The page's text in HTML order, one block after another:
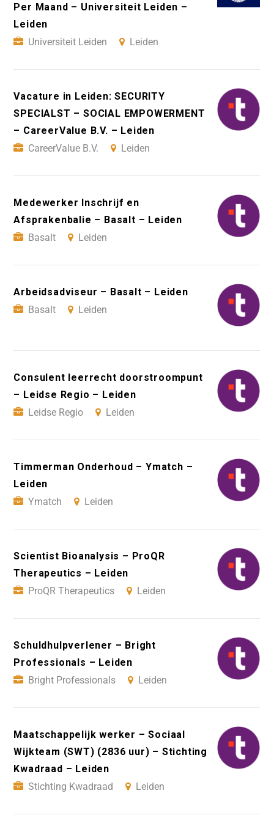
Per Maand – Universiteit Leiden –
Leiden
Universiteit Leiden
Leiden
Vacature in Leiden: SECURITY
SPECIALST – SOCIAL EMPOWERMENT
– CareerValue B.V. – Leiden
CareerValue B.V.
Leiden
Medewerker Inschrijf en
Afsprakenbalie – Basalt – Leiden
Basalt
Leiden
Arbeidsadviseur – Basalt – Leiden
Basalt
Leiden
Consulent leerrecht doorstroompunt
– Leidse Regio – Leiden
Leidse Regio
Leiden
Timmerman Onderhoud – Ymatch –
Leiden
Ymatch
Leiden
Scientist Bioanalysis – ProQR
Therapeutics – Leiden
ProQR Therapeutics
Leiden
Schuldhulpverlener – Bright
Professionals – Leiden
Bright Professionals
Leiden
Maatschappelijk werker – Sociaal
Wijkteam (SWT) (2836 uur) – Stichting
Kwadraad – Leiden
Stichting Kwadraad
Leiden